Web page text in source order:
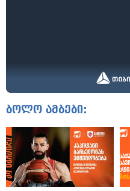
ბოლო ამბები: